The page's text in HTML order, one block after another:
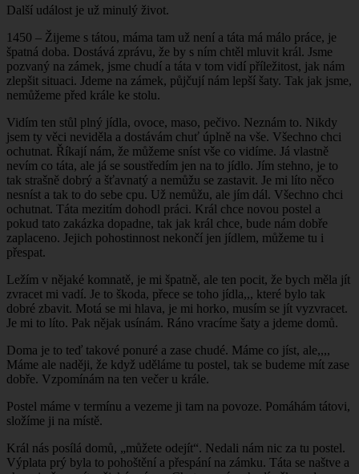
Další událost je už minulý život.
1450 – Žijeme s tátou, máma tam už není a táta má málo práce, je
špatná doba. Dostává zprávu, že by s ním chtěl mluvit král. Jsme
pozvaný na zámek, jsme chudí a táta v tom vidí příležitost, jak nám
zlepšit situaci. Jdeme na zámek, půjčují nám lepší šaty. Tak jak jsme,
nemůžeme před krále ke stolu.
Vidím ten stůl plný jídla, ovoce, maso, pečivo. Neznám to. Nikdy
jsem ty věci neviděla a dostávám chuť úplně na vše. Všechno chci
ochutnat. Říkají nám, že můžeme sníst vše co vidíme. Já vlastně
nevím co táta, ale já se soustředím jen na to jídlo. Jím stehno, je to
tak strašně dobrý a šťavnatý a nemůžu se zastavit. Je mi líto něco
nesníst a tak to do sebe cpu. Už nemůžu, ale jím dál. Všechno chci
ochutnat. Táta mezitím dohodl práci. Král chce novou postel a
pokud tato zakázka dopadne, tak jak král chce, bude nám dobře
zaplaceno. Jejich pohostinnost nekončí jen jídlem, můžeme tu i
přespat.
Ležím v nějaké komnatě, je mi špatně, ale ten pocit, že bych měla jít
zvracet mi vadí. Je to škoda, přece se toho jídla,,, které bylo tak
dobré zbavit. Motá se mi hlava, je mi horko, musím se jít vyzvracet.
Je mi to líto. Pak nějak usínám. Ráno vracíme šaty a jdeme domů.
Doma je to teď takové ponuré a zase chudé. Máme co jíst, ale,,,,
Máme ale naději, že když uděláme tu postel, tak se budeme mít zase
dobře. Vzpomínám na ten večer u krále.
Postel máme v termínu a vezeme ji tam na povoze. Pomáhám tátovi,
složíme ji na místě.
Král nás posílá domů, „můžete odejít“. Nedali nám nic za tu postel.
Výplata prý byla to pohoštění a přespání na zámku. Táta se naštve a